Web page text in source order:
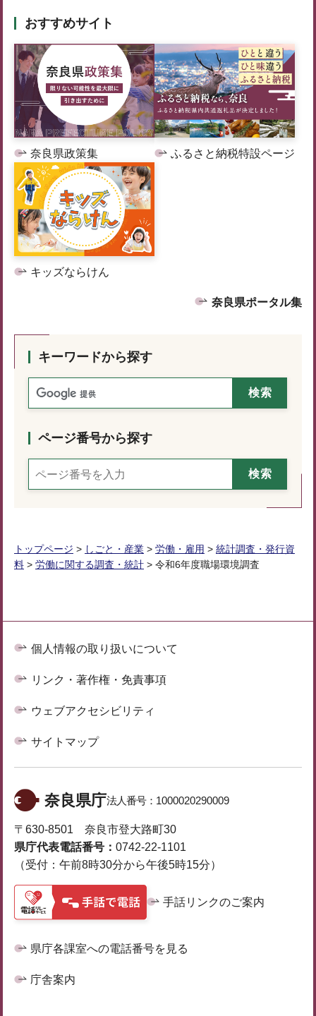
おすすめサイト
奈良県政策集 ふるさと納税特設ページ
キッズならけん
奈良県ポータル集
キーワードから探す
ページ番号から探す
トップページ > しごと・産業 > 労働・雇用 > 統計調査・発行資
料 > 労働に関する調査・統計 > 令和6年度職場環境調査
個人情報の取り扱いについて
リンク・著作権・免責事項
ウェブアクセシビリティ
サイトマップ
奈良県庁法人番号： 1000020290009
〒630-8501 奈良市登大路町30
県庁代表電話番号： 0742-22-1101
（受付：午前8時30分から午後5時15分）
手話リンクのご案内
県庁各課室への電話番号を見る
庁舎案内